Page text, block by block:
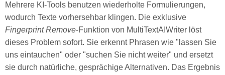
Mehrere KI-Tools benutzen wiederholte Formulierungen,
wodurch Texte vorhersehbar klingen. Die exklusive
Fingerprint Remove-Funktion von MultiTextAIWriter löst
dieses Problem sofort. Sie erkennt Phrasen wie "lassen Sie
uns eintauchen" oder "suchen Sie nicht weiter" und ersetzt
sie durch natürliche, gesprächige Alternativen. Das Ergebnis